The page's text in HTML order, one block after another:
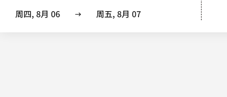
周四, 8月 06 周五, 8月 07